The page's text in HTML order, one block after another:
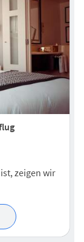
zeigen wir